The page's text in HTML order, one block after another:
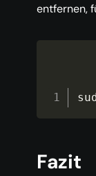
entfernen,
Fazit